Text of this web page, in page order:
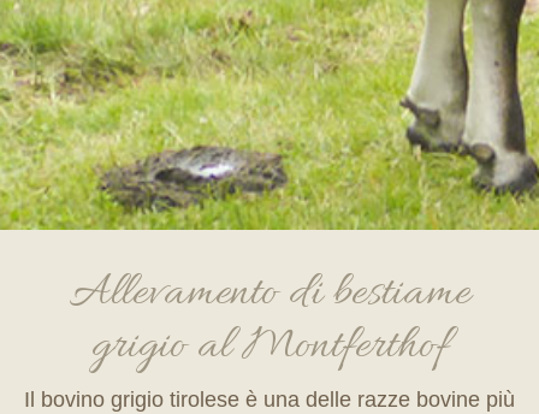
Allevamento di bestiame
grigio al Montferthof
Il bovino grigio tirolese è una delle razze bovine più